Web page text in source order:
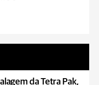
da Tetra Pak,